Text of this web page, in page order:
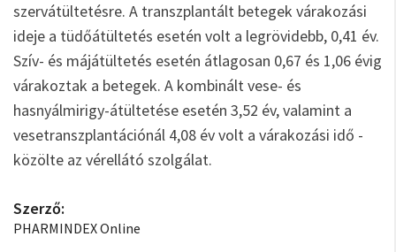
szervátültetésre. A transzplantált betegek várakozási
ideje a tüdőátültetés esetén volt a legrövidebb, 0,41 év.
Szív- és májátültetés esetén átlagosan 0,67 és 1,06 évig
várakoztak a betegek. A kombinált vese- és
hasnyálmirigy-átültetése esetén 3,52 év, valamint a
vesetranszplantációnál 4,08 év volt a várakozási idő -
közölte az vérellátó szolgálat.
Szerző:
PHARMINDEX Online